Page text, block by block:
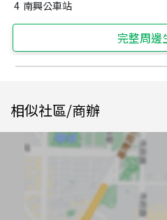
4 南興公車站
完整周邊
相似社區/商辦